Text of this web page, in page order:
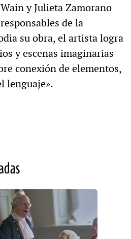
y Julieta Zamorano
de la
su obra, el artista logra
y escenas imaginarias
conexión de elementos,
lenguaje».